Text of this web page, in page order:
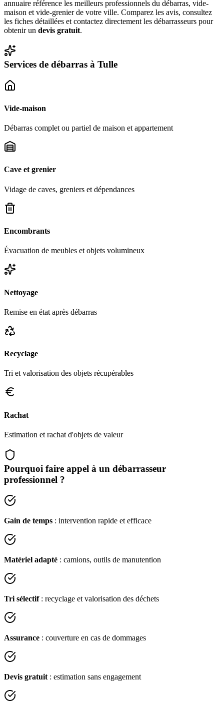
annuaire référence les meilleurs professionnels du débarras, vide-
maison et vide-grenier de votre ville. Comparez les avis, consultez
les fiches détaillées et contactez directement les débarrasseurs pour
obtenir un devis gratuit.
Services de débarras à Tulle
Vide-maison
Débarras complet ou partiel de maison et appartement
Cave et grenier
Vidage de caves, greniers et dépendances
Encombrants
Évacuation de meubles et objets volumineux
Nettoyage
Remise en état après débarras
Recyclage
Tri et valorisation des objets récupérables
Rachat
Estimation et rachat d'objets de valeur
Pourquoi faire appel à un débarrasseur
professionnel ?
Gain de temps : intervention rapide et efficace
Matériel adapté : camions, outils de manutention
Tri sélectif: recyclage et valorisation des déchets
Assurance : couverture en cas de dommages
Devis gratuit : estimation sans engagement